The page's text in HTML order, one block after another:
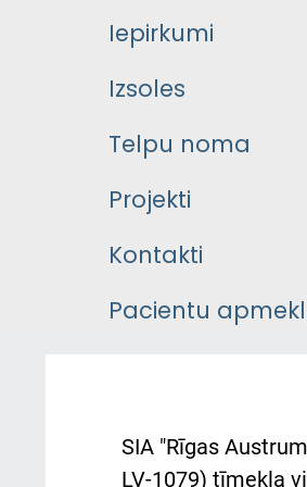
Iepirkumi
Izsoles
Telpu noma
Projekti
Kontakti
Pacientu
Pacienta
SIA "Rīgas
LV-1079) tīmekļa